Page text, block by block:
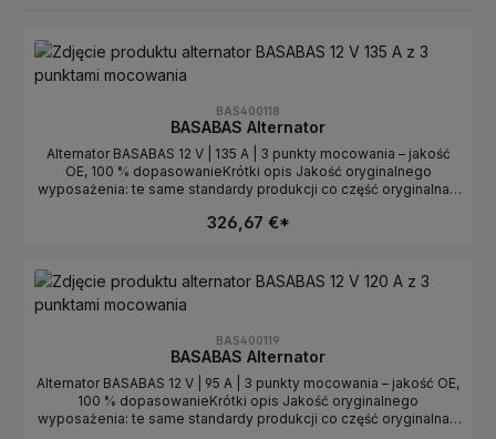
BAS400118
BASABAS Alternator
Alternator BASABAS 12 V | 135 A | 3 punkty mocowania – jakość
OE, 100 % dopasowanieKrótki opis Jakość oryginalnego
wyposażenia: te same standardy produkcji co część oryginalna –
100 % dopasowanie & testowany: dobrany do twojego modelu
pokładowej Solidna konstrukcja: wysokiej jakości łożyska,
wzmocniona płytka diodowa i odporna na korozję obudowa
zapewniają długą żywotność Montaż plug‑and‑play: 3 punkty
Szybka wysyłka & wsparcie: produkt na magazynie, fachowa
pomoc techniczna zawsze pod rękąDlaczego alternator
BASABAS to najlepszy wybór Alternatory BASABAS powstały z
myślą o tych, którzy chcą jakości OE w uczciwej cenie. Każda
jednostka powstaje według rygorystycznych specyfikacji OE –
326,67 €*
BAS400119
BASABAS Alternator
Alternator BASABAS 12 V | 95 A | 3 punkty mocowania – jakość OE,
100 % dopasowanieKrótki opis Jakość oryginalnego
wyposażenia: te same standardy produkcji co część oryginalna –